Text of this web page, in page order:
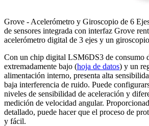
Grove - Acelerómetro y Giroscopio de 6
de sensores integrada con interfaz Grove
acelerómetro digital de 3 ejes y un
Con un chip digital LSM6DS3 de consumo
extremadamente bajo (hoja de datos) y un
alimentación interno, presenta alta
baja interferencia de ruido. Puede
niveles de sensibilidad de aceleración y
medición de velocidad angular.
detallado, puede hacer que el proceso de
y fácil.